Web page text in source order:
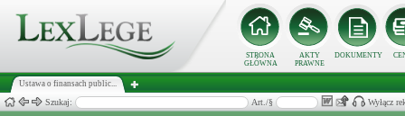
STRONA
GŁÓWNA
AKTY
PRAWNE
DOKUMENTY
Ustawa o finansach public...
Szukaj: Art./§ Wyłącz